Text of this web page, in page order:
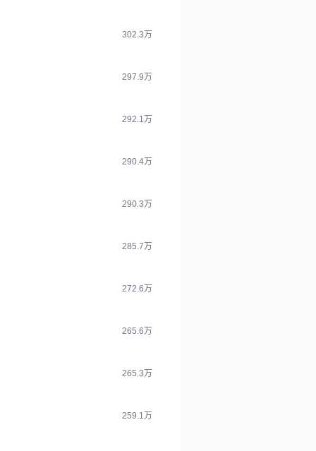
302.3万
297.9万
292.1万
290.4万
290.3万
285.7万
272.6万
265.6万
265.3万
259.1万